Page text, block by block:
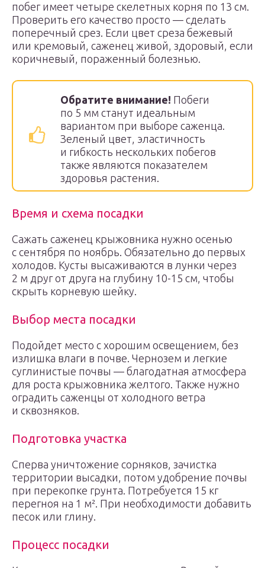
побег имеет четыре скелетных корня по 13 см.
Проверить его качество просто — сделать
поперечный срез. Если цвет среза бежевый
или кремовый, саженец живой, здоровый, если
коричневый, пораженный болезнью.
Обратите внимание! Побеги
по 5 мм станут идеальным
вариантом при выборе саженца.
Зеленый цвет, эластичность
и гибкость нескольких побегов
также являются показателем
здоровья растения.
Время и схема посадки
Сажать саженец крыжовника нужно осенью
с сентября по ноябрь. Обязательно до первых
холодов. Кусты высаживаются в лунки через
2 м друг от друга на глубину 10-15 см, чтобы
скрыть корневую шейку.
Выбор места посадки
Подойдет место с хорошим освещением, без
излишка влаги в почве. Чернозем и легкие
суглинистые почвы — благодатная атмосфера
для роста крыжовника желтого. Также нужно
оградить саженцы от холодного ветра
и сквозняков.
Подготовка участка
Сперва уничтожение сорняков, зачистка
территории высадки, потом удобрение почвы
при перекопке грунта. Потребуется 15 кг
перегноя на 1 м². При необходимости добавить
песок или глину.
Процесс посадки